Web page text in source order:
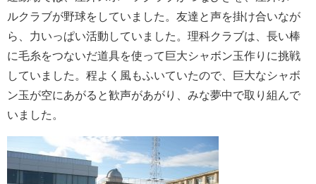
ルクラブが野球をしていました。友達と声を掛け合いなが
ら、力いっぱい活動していました。理科クラブは、長い棒
に毛糸をつないだ道具を使って巨大シャボン玉作りに挑戦
していました。程よく風もふいていたので、巨大なシャボ
ン玉が空にあがると歓声があがり、みな夢中で取り組んで
いました。